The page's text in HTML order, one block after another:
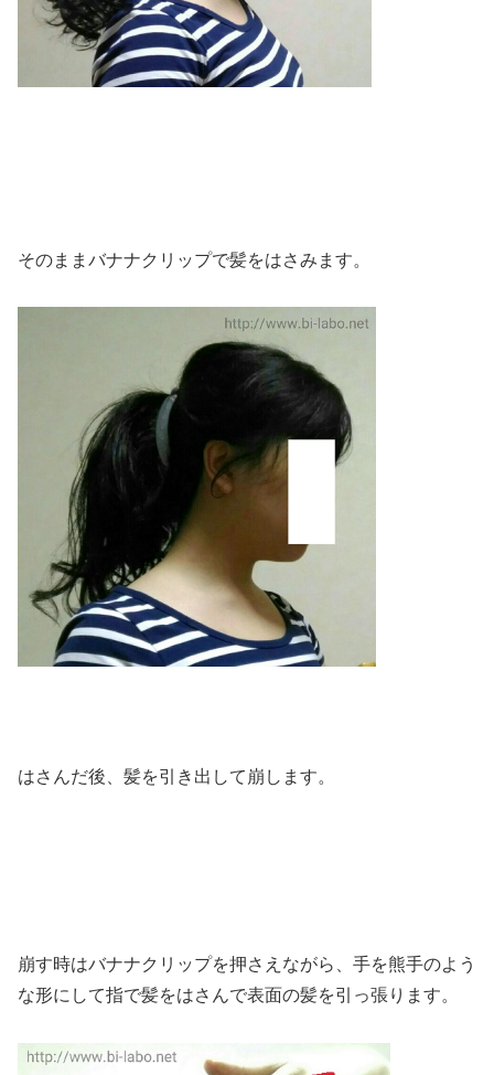
そのままバナナクリップで髪をはさみます。
はさんだ後、髪を引き出して崩します。
崩す時はバナナクリップを押さえながら、手を熊手のよう
な形にして指で髪をはさんで表面の髪を引っ張ります。